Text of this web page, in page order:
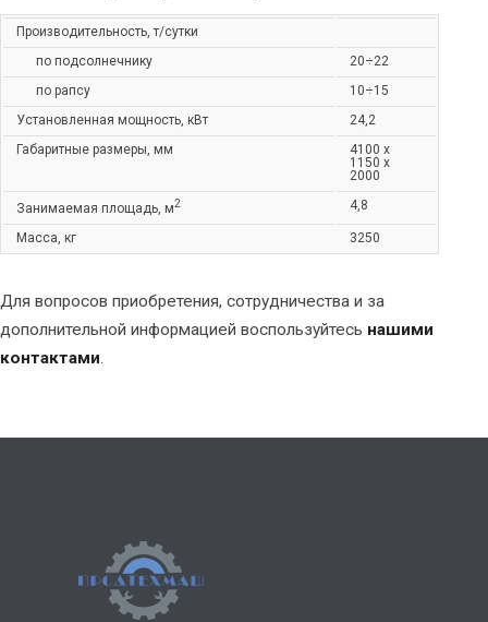
Производительность, т/сутки
по подсолнечнику
20÷22
по рапсу
10÷15
Установленная мощность, кВт
24,2
Габаритные размеры, мм
4100 х
1150 х
2000
Занимаемая площадь, м2 4,8
Масса, кг 3250
Для вопросов приобретения, сотрудничества и за
дополнительной информацией воспользуйтесь нашими
контактами.